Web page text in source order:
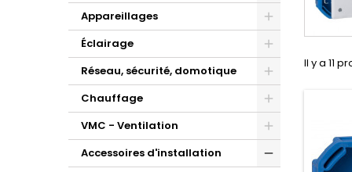
Appareillages
Éclairage
Réseau, sécurité, domotique
Chauffage
VMC - Ventilation
Accessoires d'installation
Il y a 11